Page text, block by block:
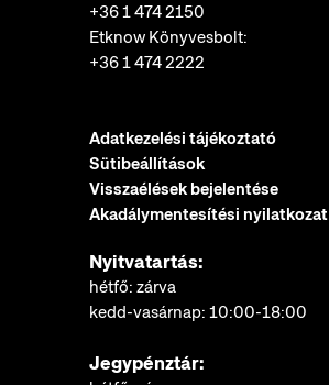
+36 1 474 2150
Etknow Könyvesbolt:
+36 1 474 2222
Adatkezelési tájékoztató
Sütibeállítások
Visszaélések bejelentése
Akadálymentesítési nyilatkozat
Nyitvatartás:
hétfő: zárva
kedd-vasárnap: 10:00-18:00
Jegypénztár: